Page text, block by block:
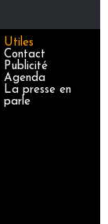
Utiles
Contact
Publicité
Agenda
La presse en
parle